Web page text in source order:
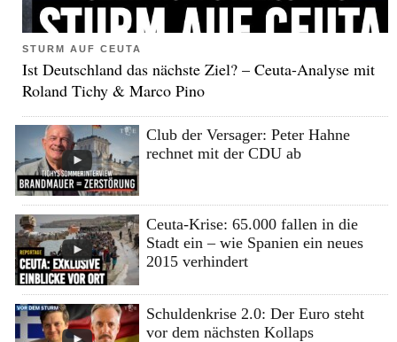
STURM AUF CEUTA
Ist Deutschland das nächste Ziel? – Ceuta-Analyse mit
Roland Tichy & Marco Pino
Club der Versager: Peter Hahne
rechnet mit der CDU ab
Ceuta-Krise: 65.000 fallen in die
Stadt ein – wie Spanien ein neues
2015 verhindert
Schuldenkrise 2.0: Der Euro steht
vor dem nächsten Kollaps